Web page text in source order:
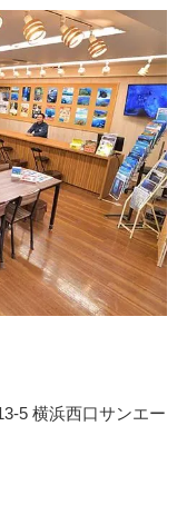
5 横浜西口サンエー